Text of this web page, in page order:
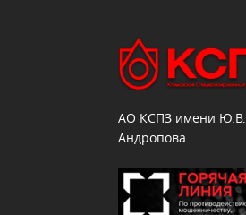
АО КСПЗ имени Ю.В.
Андропова